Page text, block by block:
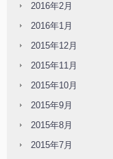
2016年2月
2016年1月
2015年12月
2015年11月
2015年10月
2015年9月
2015年8月
2015年7月